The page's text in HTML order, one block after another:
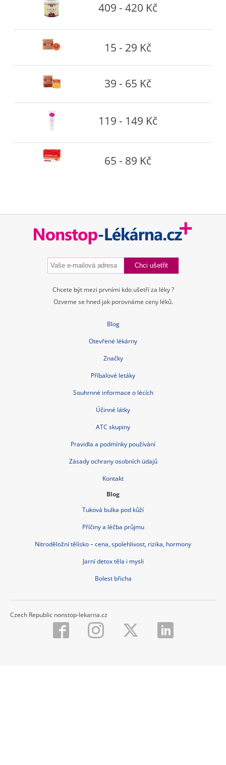
409 - 420 Kč
15 - 29 Kč
39 - 65 Kč
119 - 149 Kč
65 - 89 Kč
Chcete být mezi prvními kdo ušetří za léky ?
Ozveme se hned jak porovnáme ceny léků.
Blog
Otevřené lékárny
Značky
Příbalové letáky
Souhrnné informace o lécích
Účinné látky
ATC skupiny
Pravidla a podmínky používání
Zásady ochrany osobních údajů
Kontakt
Blog
Tuková bulka pod kůží
Příčiny a léčba průjmu
Nitroděložní tělísko – cena, spolehlivost, rizika, hormony
Jarní detox těla i mysli
Bolest břicha
Czech Republic nonstop-lekarna.cz